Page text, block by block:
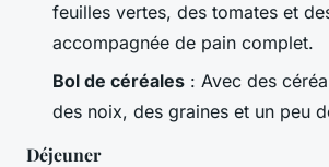
feuilles vertes, des tomates et
accompagnée de pain complet.
Bol de céréales : Avec des
des noix, des graines et un peu
Déjeuner